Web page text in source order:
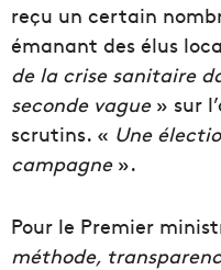
reçu un certain
émanant des élus
de la crise sanitaire
seconde vague» sur
scrutins. « Une
campagne».
Pour le Premier
méthode,